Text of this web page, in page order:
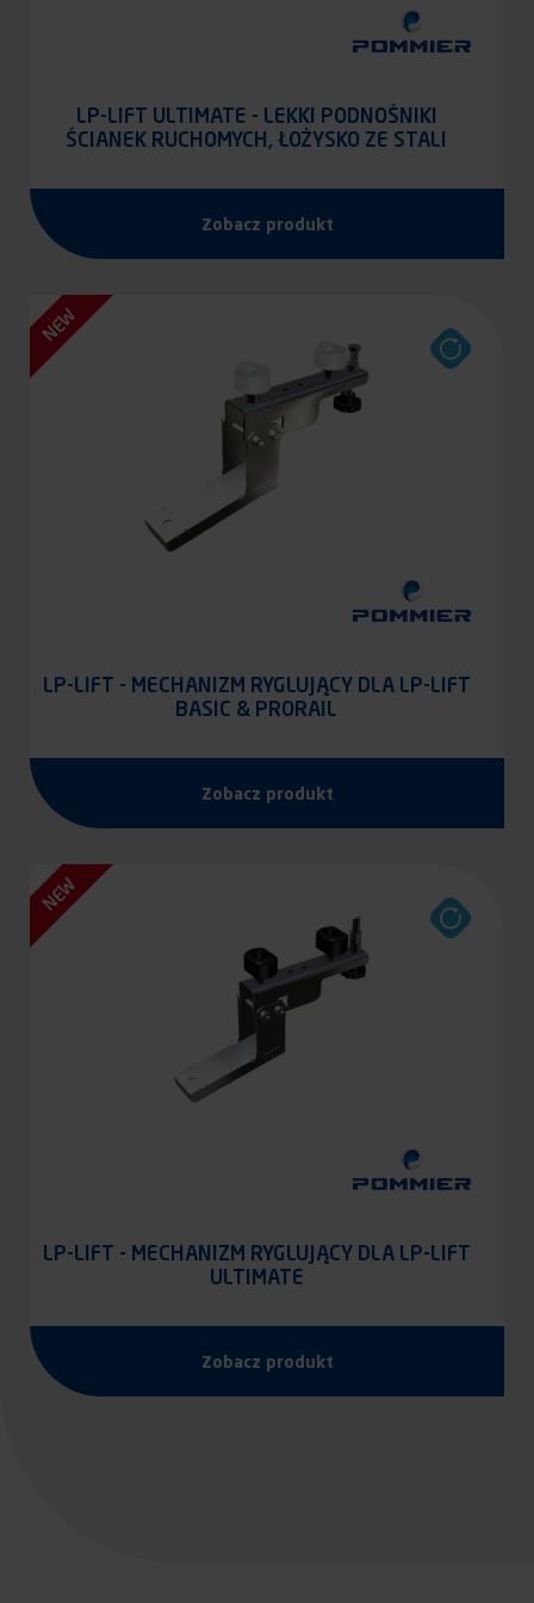
LP-LIFT ULTIMATE - LEKKI PODNOŚNIKI
ŚCIANEK RUCHOMYCH, ŁOŻYSKO ZE STALI
Zobacz produkt
NEW
LP-LIFT - MECHANIZM RYGLUJĄCY DLA LP-LIFT
BASIC & PRORAIL
Zobacz produkt
NEW
LP-LIFT - MECHANIZM RYGLUJĄCY DLA LP-LIFT
ULTIMATE
Zobacz produkt